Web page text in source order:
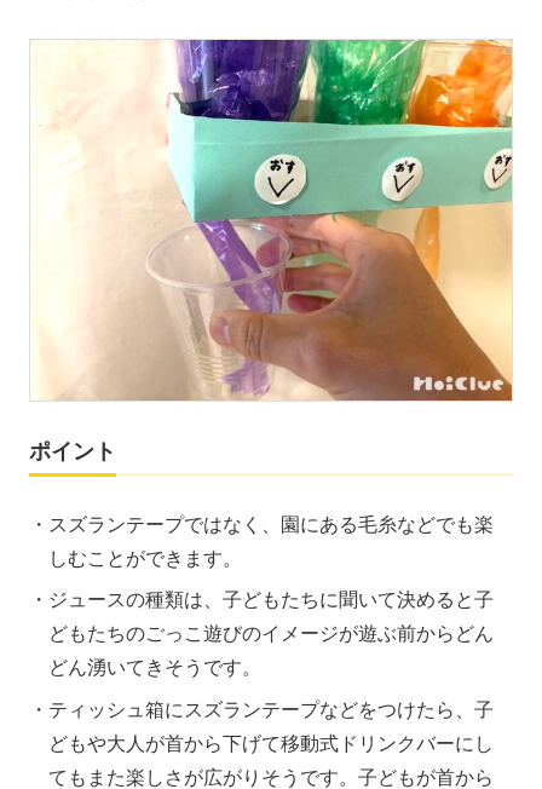
ポイント
スズランテープではなく、園にある毛糸などでも楽
しむことができます。
ジュースの種類は、子どもたちに聞いて決めると子
どもたちのごっこ遊びのイメージが遊ぶ前からどん
どん湧いてきそうです。
ティッシュ箱にスズランテープなどをつけたら、子
どもや大人が首から下げて移動式ドリンクバーにし
てもまた楽しさが広がりそうです。子どもが首から